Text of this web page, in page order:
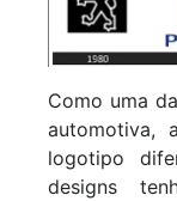
Como uma
automotiva,
logotipo
designs